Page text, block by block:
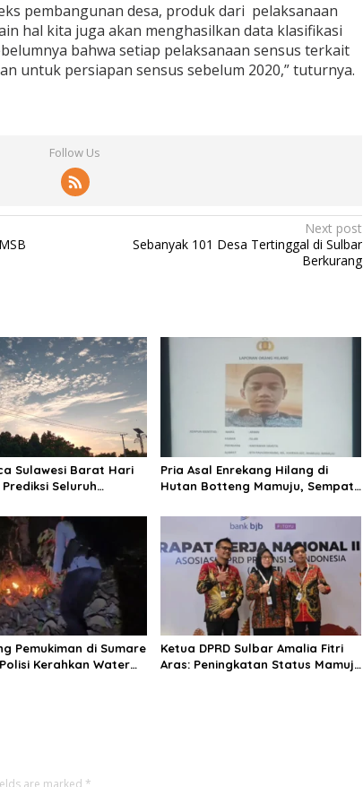
pembangunan desa, produk dari pelaksanaan
hal kita juga akan menghasilkan data klasifikasi
bahwa setiap pelaksanaan sensus terkait
untuk persiapan sensus sebelum 2020,” tuturnya.
Follow Us
Next post
Sebanyak 101 Desa Tertinggal di Sulbar
Berkurang
Sulawesi Barat Hari
Prediksi Seluruh
Pria Asal Enrekang Hilang di
Hutan Botteng Mamuju, Sempat
Pemukiman di Sumare
Kerahkan Water
Ketua DPRD Sulbar Amalia Fitri
Aras: Peningkatan Status Mamuju
are marked *